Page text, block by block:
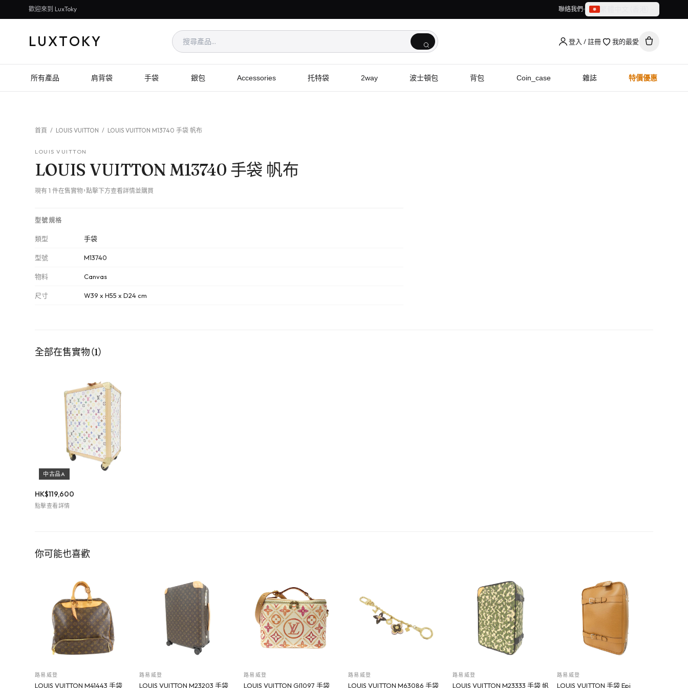
歡迎來到 LuxToky 聯絡我們
繁體中文（香港）
LUXTOKY 登入 / 註冊 我的最愛
所有產品 肩背袋 手袋 銀包 Accessories 托特袋 2way 波士頓包 背包 Coin_case 雜誌 特價優惠
首頁 / LOUIS VUITTON / LOUIS VUITTON M13740 手袋 帆布
LOUIS VUITTON
LOUIS VUITTON M13740 手袋 帆布
現有 1 件在售實物，點擊下方查看詳情並購買
型號規格
類型 手袋
型號 M13740
物料 Canvas
尺寸 W39 x H55 x D24 cm
全部在售實物（1）
中古品A
HK$119,600
點擊查看詳情
你可能也喜歡
路易威登
LOUIS VUITTON M41443 手袋
路易威登
LOUIS VUITTON M23203 手袋
路易威登
LOUIS VUITTON GI1097 手袋
路易威登
LOUIS VUITTON M63086 手袋
路易威登
LOUIS VUITTON M23333 手袋 帆
路易威登
LOUIS VUITTON 手袋 Epi